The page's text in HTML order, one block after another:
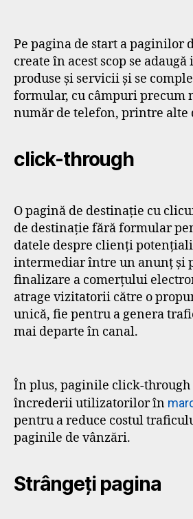
Pe pagina de start a paginilor
create în acest scop se
produse și servicii și se
formular, cu câmpuri precum
număr de telefon, printre alte
click-through
O pagină de destinație cu
de destinație fără formular
datele despre clienți
intermediar între un anunț și
finalizare a comerțului
atrage vizitatorii către o
unică, fie pentru a genera
mai departe în canal.
În plus, paginile click-through
încrederii utilizatorilor în
pentru a reduce costul
paginile de vânzări.
Strângeți pagina